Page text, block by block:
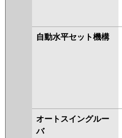
PLZ-
PLZ-
PLZ-
PLZ-
PLZ-
PLZ-
自動水平セット機構
オートスイングルー
バ